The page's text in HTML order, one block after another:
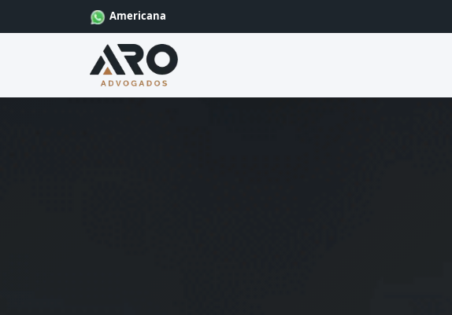
Americana